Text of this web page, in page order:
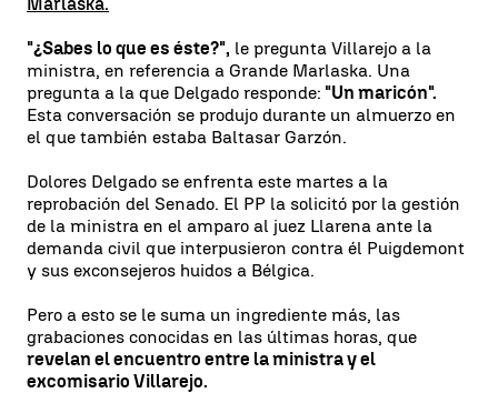
"¿Sabes lo que es éste?", le pregunta Villarejo a la
ministra, en referencia a Grande Marlaska. Una
pregunta a la que Delgado responde: "Un maricón".
Esta conversación se produjo durante un almuerzo en
el que también estaba Baltasar Garzón.
Dolores Delgado se enfrenta este martes a la
reprobación del Senado. El PP la solicitó por la gestión
de la ministra en el amparo al juez Llarena ante la
demanda civil que interpusieron contra él Puigdemont
y sus exconsejeros huidos a Bélgica.
Pero a esto se le suma un ingrediente más, las
grabaciones conocidas en las últimas horas, que
revelan el encuentro entre la ministra y el
excomisario Villarejo.